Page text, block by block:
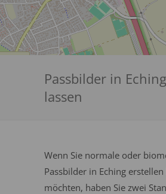
Passbilder in
lassen
Wenn Sie normale oder
Passbilder in Eching erstellen
möchten, haben Sie zwei